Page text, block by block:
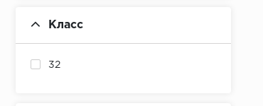
Класс
32